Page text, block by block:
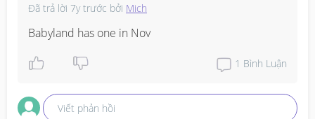
Đã trả lời 7y trước bởi Mich
Babyland has one in Nov
1 Bình Luận
Viết phản hồi